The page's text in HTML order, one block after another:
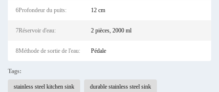
6Profondeur du puits: 12 cm
7Réservoir d'eau: 2 pièces, 2000 ml
8Méthode de sortie de l'eau: Pédale
Tags:
stainless steel kitchen sink durable stainless steel sink